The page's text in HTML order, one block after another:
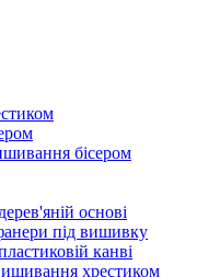
бісером
основі
під вишивку
канві
хрестиком